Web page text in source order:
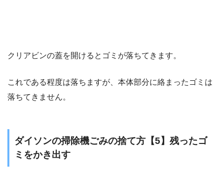
クリアビンの蓋を開けるとゴミが落ちてきます。
これである程度は落ちますが、本体部分に絡まったゴミは
落ちてきません。
ダイソンの掃除機ごみの捨て方【5】残ったゴ
ミをかき出す